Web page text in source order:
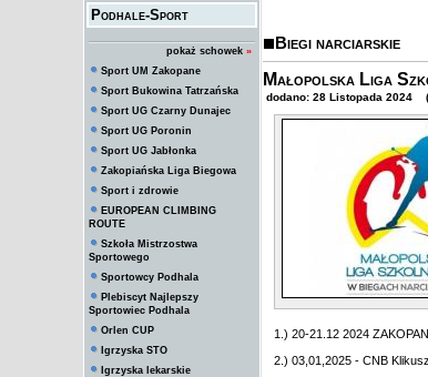
Podhale-Sport
pokaż schowek »
Sport UM Zakopane
Sport Bukowina Tatrzańska
Sport UG Czarny Dunajec
Sport UG Poronin
Sport UG Jabłonka
Zakopiańska Liga Biegowa
Sport i zdrowie
EUROPEAN CLIMBING
ROUTE
Szkoła Mistrzostwa
Sportowego
Sportowcy Podhala
Plebiscyt Najlepszy
Sportowiec Podhala
Orlen CUP
Igrzyska STO
Igrzyska lekarskie
Biegi narciarskie
Małopolska Liga
dodano: 28 Listopada 2024
1.) 20-21.12 2024
2.) 03,01,2025 - CNB